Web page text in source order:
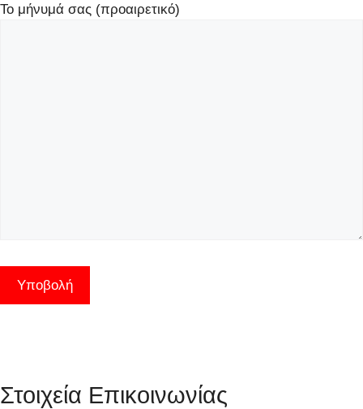
Το μήνυμά σας (προαιρετικό)
Στοιχεία Επικοινωνίας